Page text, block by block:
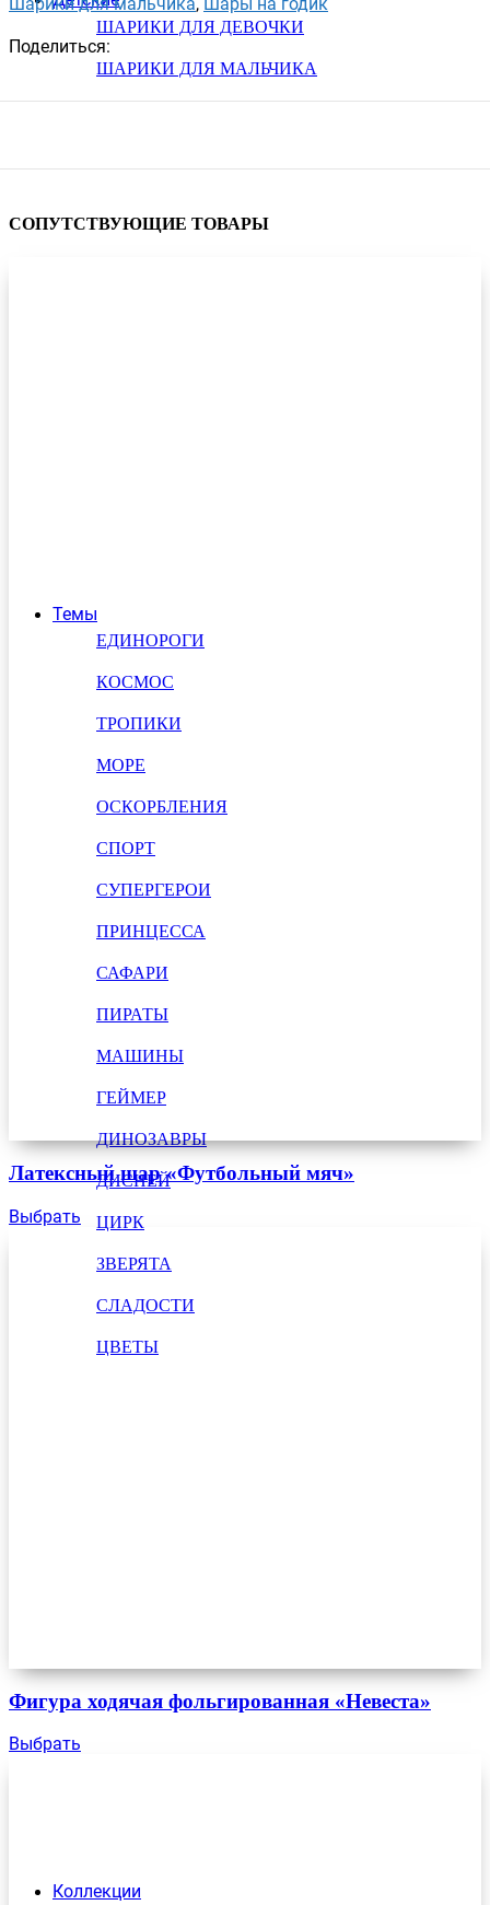
ШАРИКИ ДЛЯ ДЕВОЧКИ
ШАРИКИ ДЛЯ МАЛЬЧИКА
Темы
ЕДИНОРОГИ
КОСМОС
ТРОПИКИ
МОРЕ
ОСКОРБЛЕНИЯ
СПОРТ
СУПЕРГЕРОИ
ПРИНЦЕССА
САФАРИ
ПИРАТЫ
МАШИНЫ
ГЕЙМЕР
ДИНОЗАВРЫ
ДИСНЕЙ
ЦИРК
ЗВЕРЯТА
СЛАДОСТИ
ЦВЕТЫ
Коллекции
Поделиться:
СОПУТСТВУЮЩИЕ ТОВАРЫ
Латексный шар «Футбольный мяч»
Выбрать
Фигура ходячая фольгированная «Невеста»
Выбрать